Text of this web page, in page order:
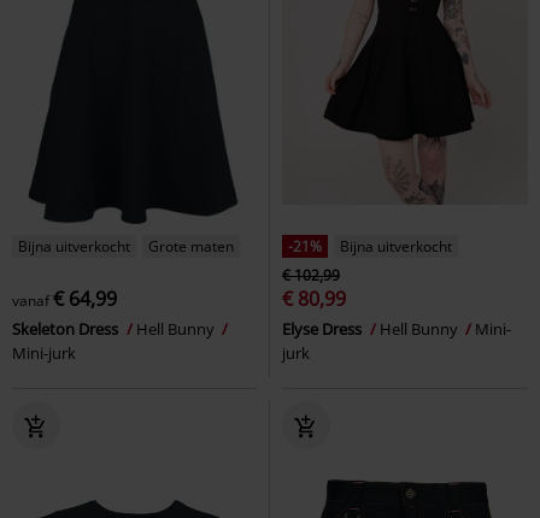
Bijna uitverkocht Grote maten
vanaf€ 64,99
Skeleton Dress
Hell Bunny
Mini-jurk
-21%
Bijna uitverkocht
€ 102,99
€ 80,99
Elyse Dress Hell Bunny
Mini-
jurk